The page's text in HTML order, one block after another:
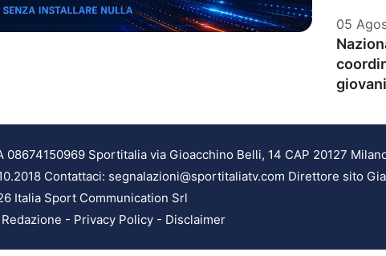
05
08674150969 Sportitalia via Gioacchino Belli, 14 CAP 20127
Contattaci: segnalazioni@sportitaliatv.com Direttore sito
Italia Sport Communication Srl
Redazione - Privacy Policy - Disclaimer